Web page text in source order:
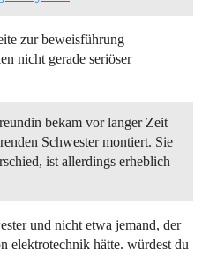
zur beweisführung
nicht gerade seriöser
bekam vor langer Zeit
Schwester montiert. Sie
ist allerdings erheblich
und nicht etwa jemand, der
elektrotechnik hätte. würdest du